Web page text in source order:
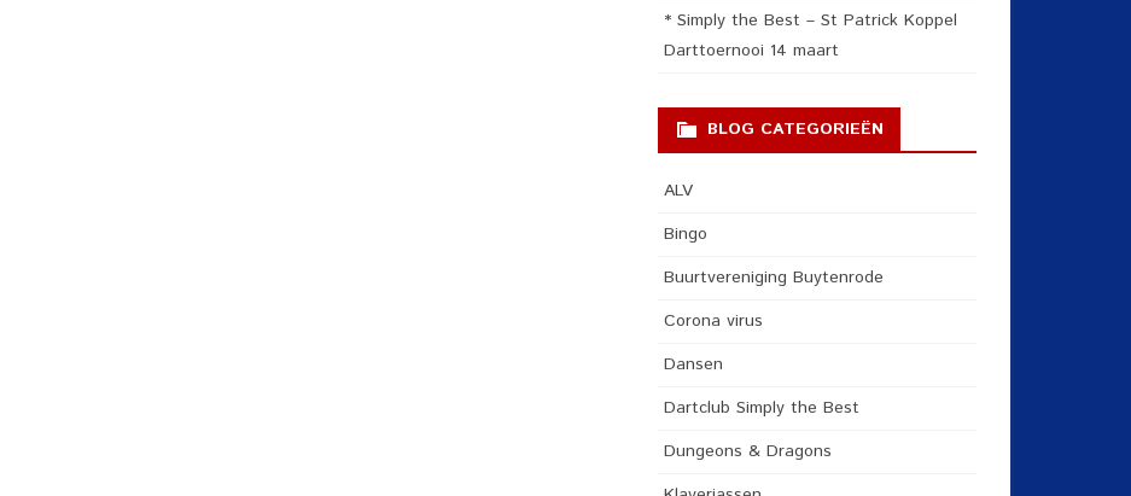
* Simply the Best – St Patrick Koppel
Darttoernooi 14 maart
BLOG CATEGORIEËN
ALV
Bingo
Buurtvereniging Buytenrode
Corona virus
Dansen
Dartclub Simply the Best
Dungeons & Dragons